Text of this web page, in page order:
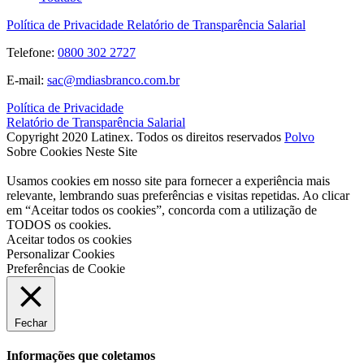
Política de Privacidade Relatório de Transparência Salarial
Telefone: 0800 302 2727
E-mail: sac@mdiasbranco.com.br
Política de Privacidade
Relatório de Transparência Salarial
Copyright 2020 Latinex. Todos os direitos reservados Polvo
Sobre Cookies Neste Site
Usamos cookies em nosso site para fornecer a experiência mais
relevante, lembrando suas preferências e visitas repetidas. Ao clicar
em “Aceitar todos os cookies”, concorda com a utilização de
TODOS os cookies.
Aceitar todos os cookies
Personalizar Cookies
Preferências de Cookie
Fechar
Informações que coletamos